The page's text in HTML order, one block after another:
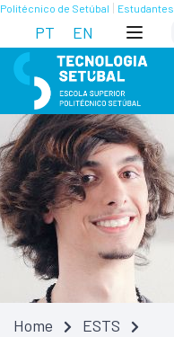
Skip
Content
Saltar
navegação
Politécnico de Setúbal Estudantes
PT EN
Home
ESTS